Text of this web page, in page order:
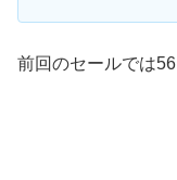
前回のセールでは